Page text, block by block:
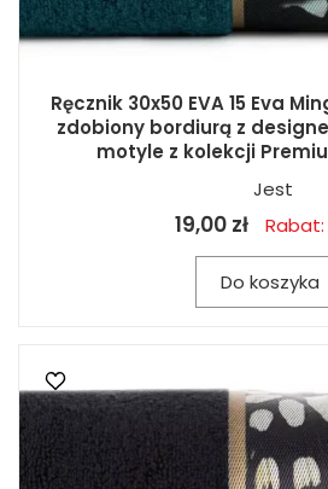
Ręcznik 30x50 EVA 15 Eva
zdobiony bordiurą z
motyle z kolekcji
Jest
19,00 zł Rabat:
Do koszyka